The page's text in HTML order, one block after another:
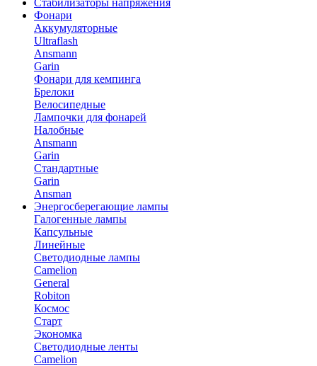
Стабилизаторы напряжения
Фонари
Аккумуляторные
Ultraflash
Ansmann
Garin
Фонари для кемпинга
Брелоки
Велосипедные
Лампочки для фонарей
Налобные
Ansmann
Garin
Стандартные
Garin
Ansman
Энергосберегающие лампы
Галогенные лампы
Капсульные
Линейные
Светодиодные лампы
Camelion
General
Robiton
Космос
Старт
Экономка
Светодиодные ленты
Camelion